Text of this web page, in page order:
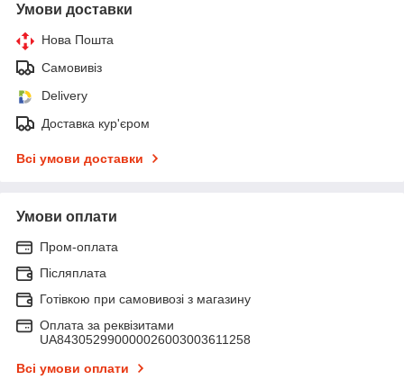
Умови доставки
Нова Пошта
Самовивіз
Delivery
Доставка кур'єром
Всі умови доставки
Умови оплати
Пром-оплата
Післяплата
Готівкою при самовивозі з магазину
Оплата за реквізитами
UA843052990000026003003611258
Всі умови оплати